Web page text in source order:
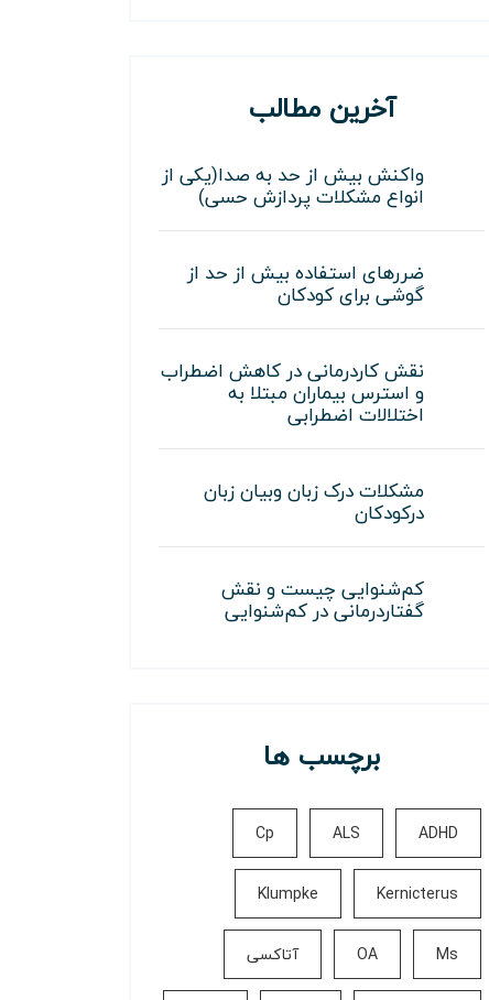
آخرین مطالب
واکنش بیش از حد به صدا(یکی از
انواع مشکلات پردازش حسی)
ضررهای استفاده بیش از حد از
گوشی برای کودکان
نقش کاردرمانی در کاهش اضطراب
و استرس بیماران مبتلا به
اختلالات اضطرابی
مشکلات درک زبان وبیان زبان
درکودکان
کم‌شنوایی چیست و نقش
گفتاردرمانی در کم‌شنوایی
برچسب ها
ADHD
ALS
Cp
Kernicterus
Klumpke
Ms
OA آتاکسی